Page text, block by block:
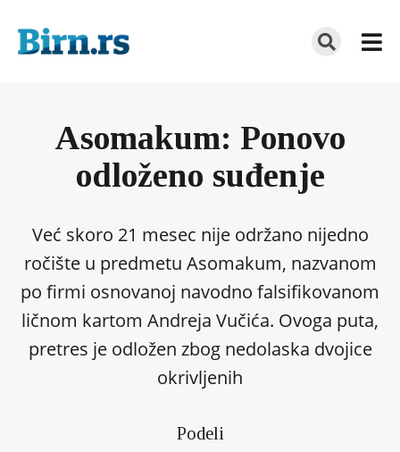
Asomakum: Ponovo
odloženo suđenje
Već skoro 21 mesec nije održano nijedno
ročište u predmetu Asomakum, nazvanom
po firmi osnovanoj navodno falsifikovanom
ličnom kartom Andreja Vučića. Ovoga puta,
pretres je odložen zbog nedolaska dvojice
okrivljenih
Podeli